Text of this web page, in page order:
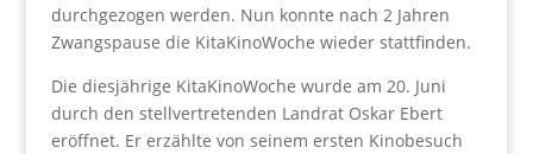
durchgezogen werden. Nun konnte nach 2 Jahren
Zwangspause die KitaKinoWoche wieder stattfinden.
Die diesjährige KitaKinoWoche wurde am 20. Juni
durch den stellvertretenden Landrat Oskar Ebert
eröffnet. Er erzählte von seinem ersten Kinobesuch